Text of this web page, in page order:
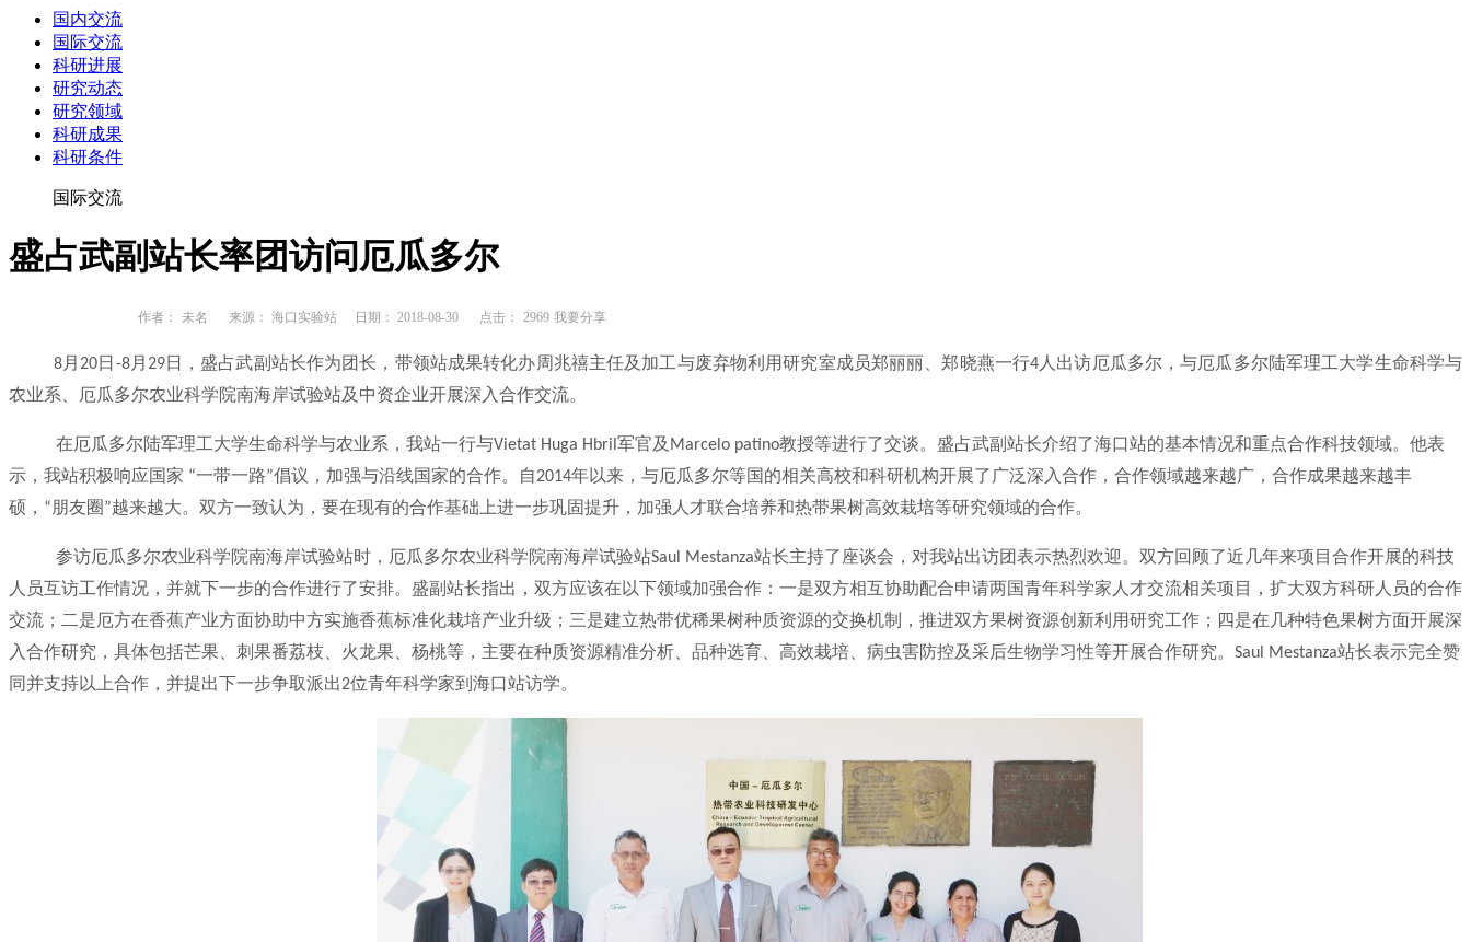
国内交流
国际交流
科研进展
研究动态
研究领域
科研成果
科研条件
国际交流
盛占武副站长率团访问厄瓜多尔
作者： 未名 来源： 海口实验站 日期： 2018-08-30 点击： 2969 我要分享
8月 20日 -8月 29日，盛占武副站长作为团长，带领站成果转化办周兆禧主任及加工与废弃物利用研究室成员郑丽丽、郑晓燕一行4 人出访厄瓜多尔，与厄瓜多尔陆军理工大学生命科学与
农业系、厄瓜多尔农业科学院南海岸试验站及中资企业开展深入合作交流。
在厄瓜多尔陆军理工大学生命科学与农业系，我站一行与Vietat Huga Hbril 军官及 Marcelo patino教授等进行了交谈。盛占武副站长介绍了海口站的基本情况和重点合作科技领域。他表
示，我站积极响应国家 “一带一路”倡议，加强与沿线国家的合作。自2014年以来，与厄瓜多尔等国的相关高校和科研机构开展了广泛深入合作，合作领域越来越广，合作成果越来越丰
硕， “朋友圈”越来越大。双方一致认为，要在现有的合作基础上进一步巩固提升，加强人才联合培养和热带果树高效栽培等研究领域的合作。
参访厄瓜多尔农业科学院南海岸试验站时，厄瓜多尔农业科学院南海岸试验站Saul Mestanza站长主持了座谈会，对我站出访团表示热烈欢迎。双方回顾了近几年来项目合作开展的科技
人员互访工作情况，并就下一步的合作进行了安排。盛副站长指出，双方应该在以下领域加强合作：一是双方相互协助配合申请两国青年科学家人才交流相关项目，扩大双方科研人员的合作
交流；二是厄方在香蕉产业方面协助中方实施香蕉标准化栽培产业升级；三是建立热带优稀果树种质资源的交换机制，推进双方果树资源创新利用研究工作；四是在几种特色果树方面开展深
入合作研究，具体包括芒果、刺果番荔枝、火龙果、杨桃等，主要在种质资源精准分析、品种选育、高效栽培、病虫害防控及采后生物学习性等开展合作研究。 Saul Mestanza站长表示完全赞
同并支持以上合作，并提出下一步争取派出2位青年科学家到海口站访学。